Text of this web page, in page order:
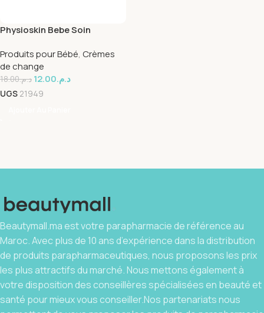
Physioskin Bebe Soin
30g
Produits pour Bébé, Crèmes
de change
د.م.18.00 د.م.12.00
UGS 21949
Beautymall.ma est votre parapharmacie de référence au
Maroc. Avec plus de 10 ans d’expérience dans la distribution
de produits parapharmaceutiques, nous proposons les prix
les plus attractifs du marché. Nous mettons également à
votre disposition des conseillères spécialisées en beauté et
santé pour mieux vous conseiller.Nos partenariats nous